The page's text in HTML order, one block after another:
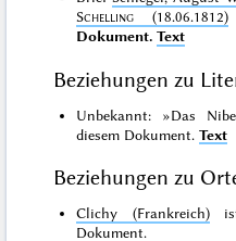
Schelling (18.06.1812)
Dokument. Text
Beziehungen zu
Unbekannt: »Das
diesem Dokument.Text
Beziehungen zu
Clichy (Frankreich)
Dokument.